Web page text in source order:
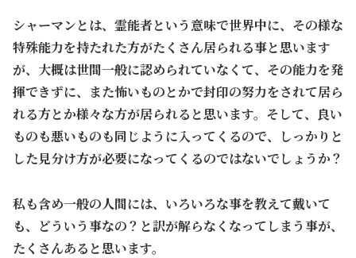
シャーマンとは、霊能者という意味で世界中に、その様な
特殊能力を持たれた方がたくさん居られる事と思います
が、大概は世間一般に認められていなくて、その能力を発
揮できずに、また怖いものとかで封印の努力をされて居ら
れる方とか様々な方が居られると思います。そして、良い
ものも悪いものも同じように入ってくるので、しっかりと
した見分け方が必要になってくるのではないでしょうか？
私も含め一般の人間には、いろいろな事を教えて戴いて
も、どういう事なの？と訳が解らなくなってしまう事が、
たくさんあると思います。